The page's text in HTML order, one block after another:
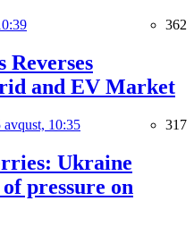
362
Reverses
and EV Market
avqust, 10:35 317
Ukraine
pressure on